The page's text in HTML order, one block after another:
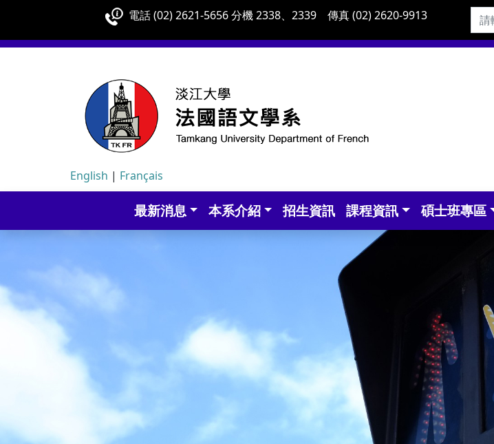
電話 (02) 2621-5656 分機 2338、2339 傳真 (02) 2620-9913
English | Français
最新消息 本系介紹 招生資訊 課程資訊 碩士班專區